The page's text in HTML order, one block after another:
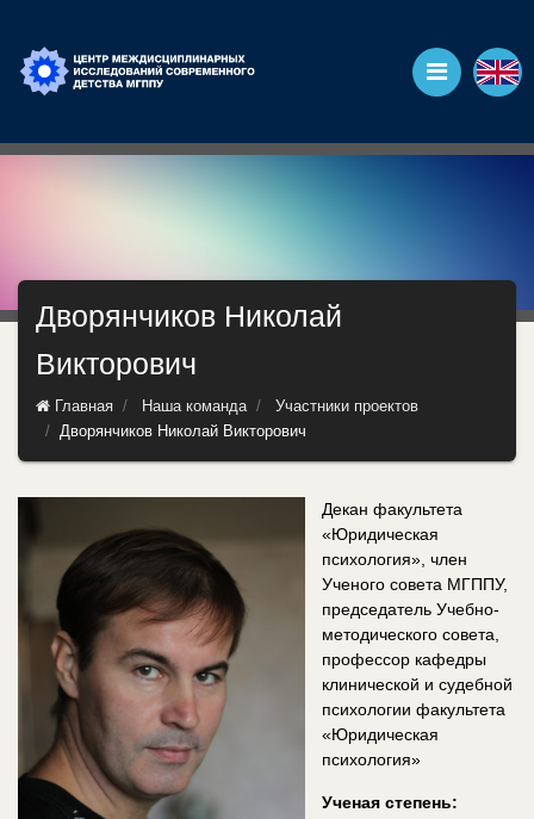
Дворянчиков Николай
Викторович
Главная Наша команда
Участники проектов
Дворянчиков Николай Викторович
Декан факультета
«Юридическая
психология», член
Ученого совета МГППУ,
председатель Учебно-
методического совета,
профессор кафедры
клинической и судебной
психологии факультета
«Юридическая
психология»
Ученая степень: